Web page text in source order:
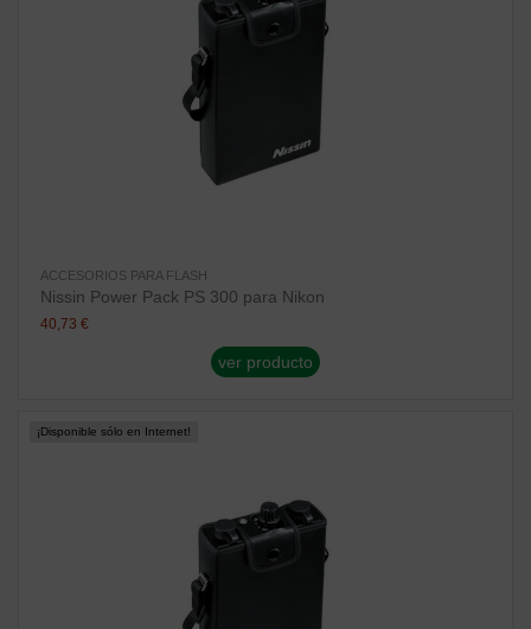
ACCESORIOS PARA FLASH
Nissin Power Pack PS 300 para Nikon
40,73 €
ver producto
¡Disponible sólo en Internet!